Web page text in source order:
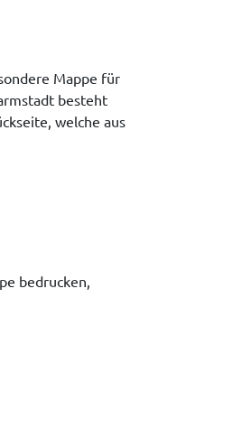
Mappe für
besteht
welche aus
bedrucken,